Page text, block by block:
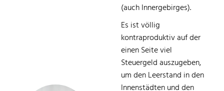
(auch Innergebirges).
Es ist völlig
kontraproduktiv auf der
einen Seite viel
Steuergeld auszugeben,
um den Leerstand in den